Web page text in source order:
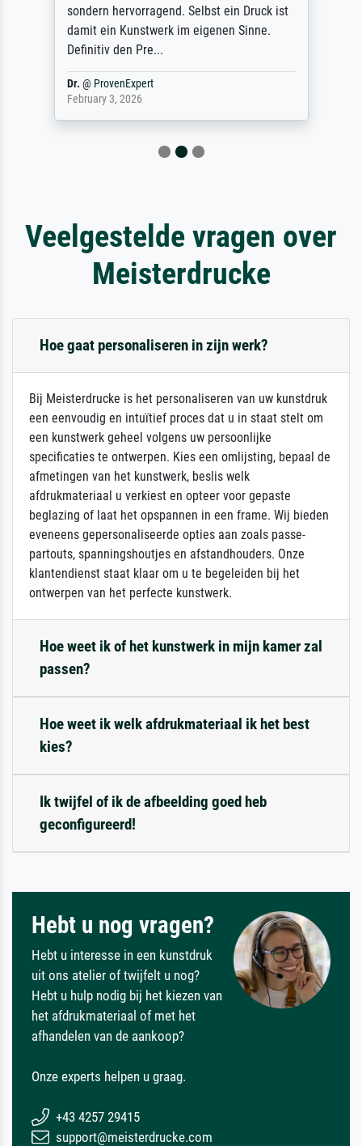
sondern hervorragend. Selbst ein Druck ist
damit ein Kunstwerk im eigenen Sinne.
Definitiv den Pre...
Dr. @ ProvenExpert
February 3, 2026
Veelgestelde vragen over
Meisterdrucke
Hoe gaat personaliseren in zijn werk?
Bij Meisterdrucke is het personaliseren van uw kunstdruk
een eenvoudig en intuïtief proces dat u in staat stelt om
een kunstwerk geheel volgens uw persoonlijke
specificaties te ontwerpen. Kies een omlijsting, bepaal de
afmetingen van het kunstwerk, beslis welk
afdrukmateriaal u verkiest en opteer voor gepaste
beglazing of laat het opspannen in een frame. Wij bieden
eveneens gepersonaliseerde opties aan zoals passe-
partouts, spanningshoutjes en afstandhouders. Onze
klantendienst staat klaar om u te begeleiden bij het
ontwerpen van het perfecte kunstwerk.
Hoe weet ik of het kunstwerk in mijn kamer zal
passen?
Hoe weet ik welk afdrukmateriaal ik het best
kies?
Ik twijfel of ik de afbeelding goed heb
geconfigureerd!
Hebt u nog vragen?
Hebt u interesse in een kunstdruk
uit ons atelier of twijfelt u nog?
Hebt u hulp nodig bij het kiezen van
het afdrukmateriaal of met het
afhandelen van de aankoop?
Onze experts helpen u graag.
+43 4257 29415
support@meisterdrucke.com